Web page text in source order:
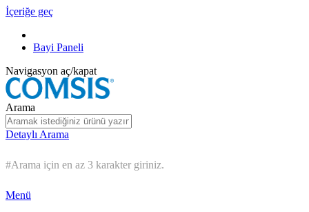
İçeriğe geç
Bayi Paneli
Navigasyon aç/kapat
Arama
Detaylı Arama
#Arama için en az 3 karakter giriniz.
Menü